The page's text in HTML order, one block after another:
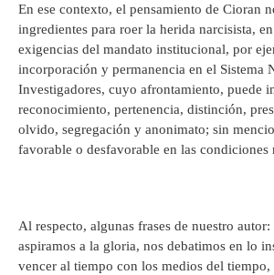
En ese contexto, el pensamiento de Cioran
ingredientes para roer la herida narcisista,
exigencias del mandato institucional, por
incorporación y permanencia en el Sistema
Investigadores, cuyo afrontamiento, puede
reconocimiento, pertenencia, distinción,
olvido, segregación y anonimato; sin
favorable o desfavorable en las condiciones
Al respecto, algunas frases de nuestro
aspiramos a la gloria, nos debatimos en lo
vencer al tiempo con los medios del